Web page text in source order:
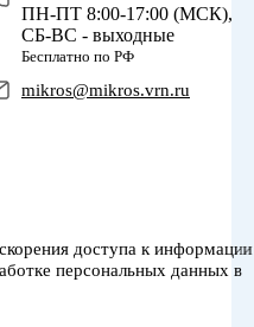
доступа к информации
персональных данных в
ПН-ПТ 8:00-17:00 (МСК),
СБ-ВС - выходные
Бесплатно по РФ
mikros@mikros.vrn.ru